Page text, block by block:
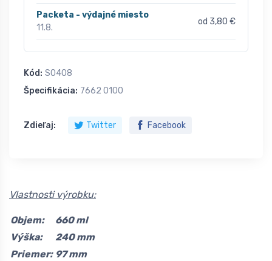
Packeta - výdajné miesto
11.8.
od 3,80 €
Kód: S0408
Špecifikácia: 7662 0100
Zdieľaj: Twitter Facebook
Vlastnosti výrobku:
Objem:
660 ml
Výška:
240 mm
Priemer: 97 mm